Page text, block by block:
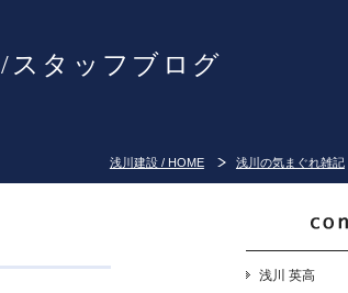
/スタッフブログ
浅川建設 / HOME 浅川の気まぐれ雑記
浅川 英高